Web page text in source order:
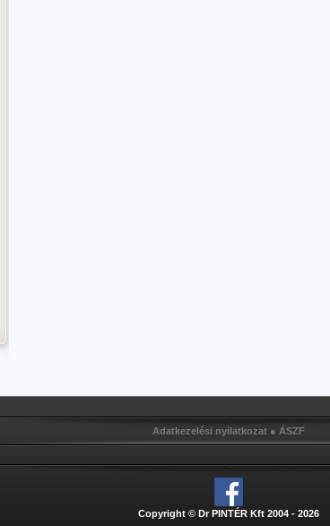
Adatkezelési nyilatkozat● ÁSZF
Copyright © Dr PINTÉR Kft 2004 - 2026